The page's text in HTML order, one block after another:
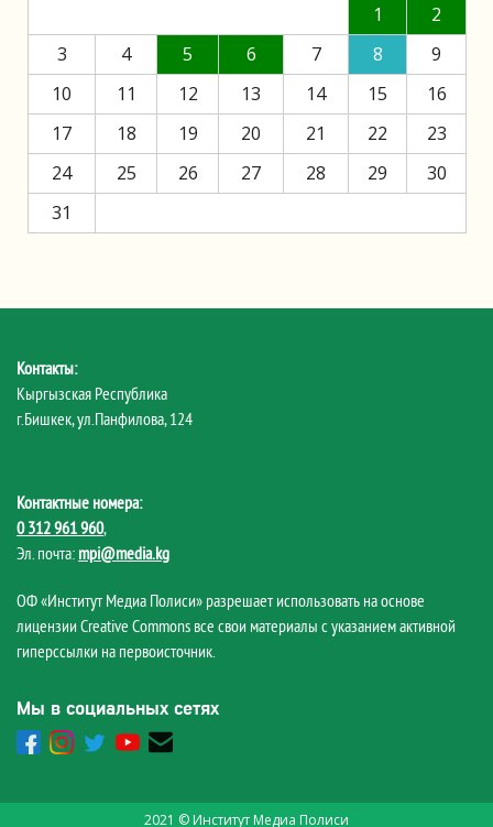
1
2
3
4 5 6 7 8
9
10
11 12 13 14 15
16
17
18 19 20 21 22
23
24
25 26 27 28 29
30
31
Контакты:
Кыргызская Республика
г.Бишкек, ул.Панфилова, 124
Контактные номера:
0 312 961 960,
Эл. почта: mpi@media.kg
ОФ «Институт Медиа Полиси» разрешает использовать на основе
лицензии Creative Commons все свои материалы с указанием активной
гиперссылки на первоисточник.
Мы в социальных сетях
2021 © Институт Медиа Полиси